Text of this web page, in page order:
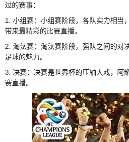
过的赛事：
1. 小组赛：小组赛阶段，各队实力相当
带来最精彩的比赛直播。
2. 淘汰赛：淘汰赛阶段，强队之间的对
足球的魅力。
3. 决赛：决赛是世界杯的压轴大戏，阿
赛直播。